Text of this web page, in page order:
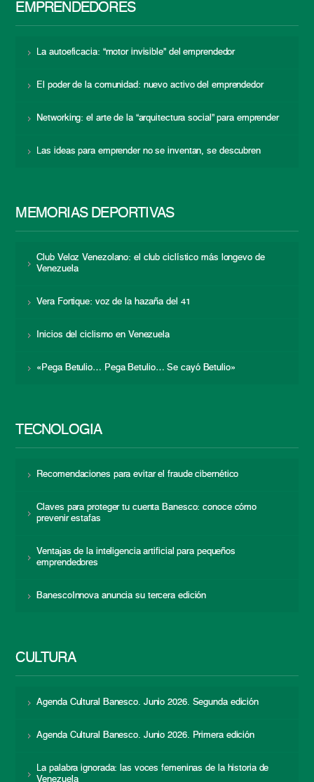
EMPRENDEDORES
La autoeficacia: “motor invisible” del emprendedor
El poder de la comunidad: nuevo activo del emprendedor
Networking: el arte de la “arquitectura social” para emprender
Las ideas para emprender no se inventan, se descubren
MEMORIAS DEPORTIVAS
Club Veloz Venezolano: el club ciclístico más longevo de
Venezuela
Vera Fortique: voz de la hazaña del 41
Inicios del ciclismo en Venezuela
«Pega Betulio… Pega Betulio… Se cayó Betulio»
TECNOLOGÍA
Recomendaciones para evitar el fraude cibernético
Claves para proteger tu cuenta Banesco: conoce cómo
prevenir estafas
Ventajas de la inteligencia artificial para pequeños
emprendedores
BanescoInnova anuncia su tercera edición
CULTURA
Agenda Cultural Banesco. Junio 2026. Segunda edición
Agenda Cultural Banesco. Junio 2026. Primera edición
La palabra ignorada: las voces femeninas de la historia de
Venezuela